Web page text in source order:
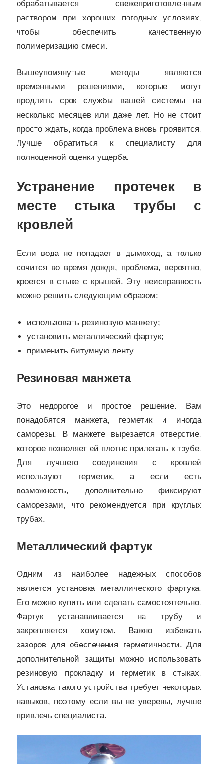
обрабатывается свежеприготовленным
раствором при хороших погодных условиях,
чтобы обеспечить качественную
полимеризацию смеси.
Вышеупомянутые методы являются
временными решениями, которые могут
продлить срок службы вашей системы на
несколько месяцев или даже лет. Но не стоит
просто ждать, когда проблема вновь проявится.
Лучше обратиться к специалисту для
полноценной оценки ущерба.
Устранение протечек в
месте стыка трубы с
кровлей
Если вода не попадает в дымоход, а только
сочится во время дождя, проблема, вероятно,
кроется в стыке с крышей. Эту неисправность
можно решить следующим образом:
использовать резиновую манжету;
установить металлический фартук;
применить битумную ленту.
Резиновая манжета
Это недорогое и простое решение. Вам
понадобятся манжета, герметик и иногда
саморезы. В манжете вырезается отверстие,
которое позволяет ей плотно прилегать к трубе.
Для лучшего соединения с кровлей
используют герметик, а если есть
возможность, дополнительно фиксируют
саморезами, что рекомендуется при круглых
трубах.
Металлический фартук
Одним из наиболее надежных способов
является установка металлического фартука.
Его можно купить или сделать самостоятельно.
Фартук устанавливается на трубу и
закрепляется хомутом. Важно избежать
зазоров для обеспечения герметичности. Для
дополнительной защиты можно использовать
резиновую прокладку и герметик в стыках.
Установка такого устройства требует некоторых
навыков, поэтому если вы не уверены, лучше
привлечь специалиста.